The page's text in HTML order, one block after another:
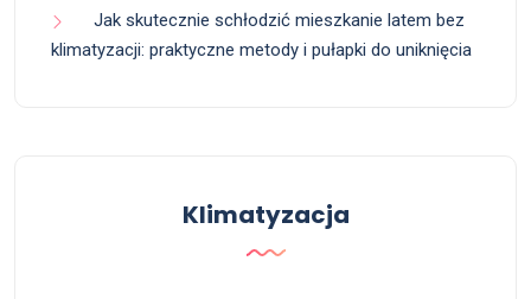
Jak skutecznie schłodzić mieszkanie latem bez
klimatyzacji: praktyczne metody i pułapki do uniknięcia
Klimatyzacja